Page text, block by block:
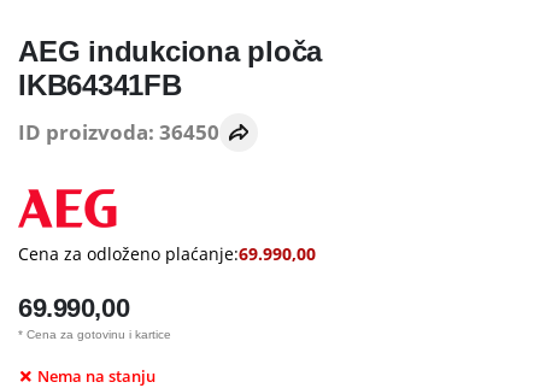
AEG indukciona ploča
IKB64341FB
ID proizvoda: 36450
Cena za odloženo plaćanje:69.990,00
69.990,00
* Cena za gotovinu i kartice
Nema na stanju